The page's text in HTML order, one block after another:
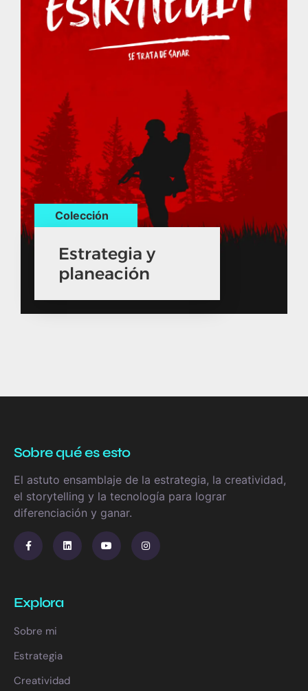
Colección
Estrategia y
planeación
Sobre qué es esto
El astuto ensamblaje de la estrategia, la creatividad,
el storytelling y la tecnología para lograr
diferenciación y ganar.
Explora
Sobre mi
Estrategia
Creatividad